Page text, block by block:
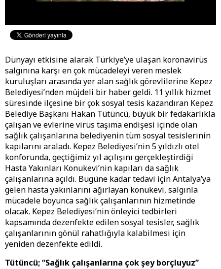
Dünyayı etkisine alarak Türkiye’ye ulaşan koronavirüs
salgınına karşı en çok mücadeleyi veren meslek
kuruluşları arasında yer alan sağlık görevlilerine Kepez
Belediyesi’nden müjdeli bir haber geldi. 11 yıllık hizmet
süresinde ilçesine bir çok sosyal tesis kazandıran Kepez
Belediye Başkanı Hakan Tütüncü, büyük bir fedakarlıkla
çalışan ve evlerine virüs taşıma endişesi içinde olan
sağlık çalışanlarına belediyenin tüm sosyal tesislerinin
kapılarını araladı. Kepez Belediyesi’nin 5 yıldızlı otel
konforunda, geçtiğimiz yıl açılışını gerçekleştirdiği
Hasta Yakınları Konukevi’nin kapıları da sağlık
çalışanlarına açıldı. Bugüne kadar tedavi için Antalya’ya
gelen hasta yakınlarını ağırlayan konukevi, salgınla
mücadele boyunca sağlık çalışanlarının hizmetinde
olacak. Kepez Belediyesi’nin önleyici tedbirleri
kapsamında dezenfekte edilen sosyal tesisler, sağlık
çalışanlarının gönül rahatlığıyla kalabilmesi için
yeniden dezenfekte edildi.
Tütüncü; “Sağlık çalışanlarına çok şey borçluyuz”